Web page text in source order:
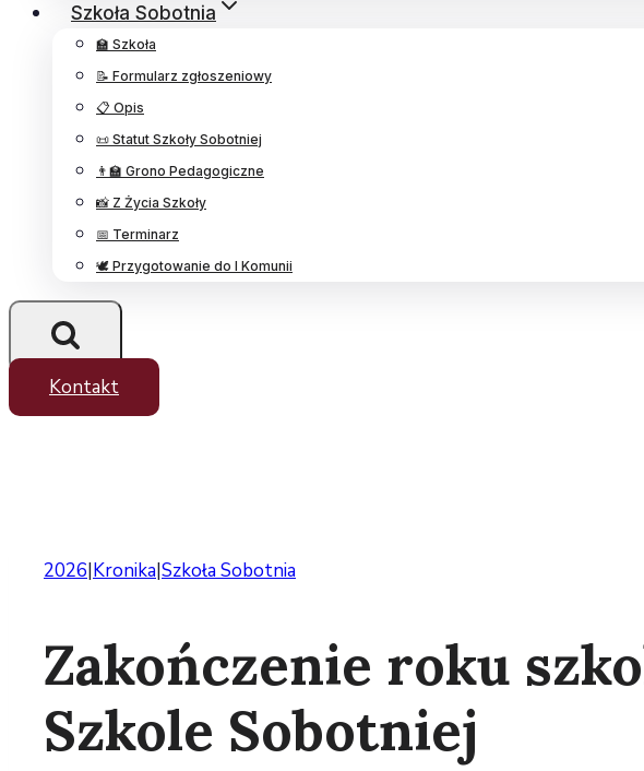
Szkoła Sobotnia
🏫 Szkoła
📝 Formularz zgłoszeniowy
📋 Opis
📜 Statut Szkoły Sobotniej
👨‍🏫 Grono Pedagogiczne
📸 Z Życia Szkoły
📅 Terminarz
🕊️ Przygotowanie do I Komunii
Kontakt
2026|Kronika|Szkoła Sobotnia
Zakończenie roku
Szkole Sobotniej